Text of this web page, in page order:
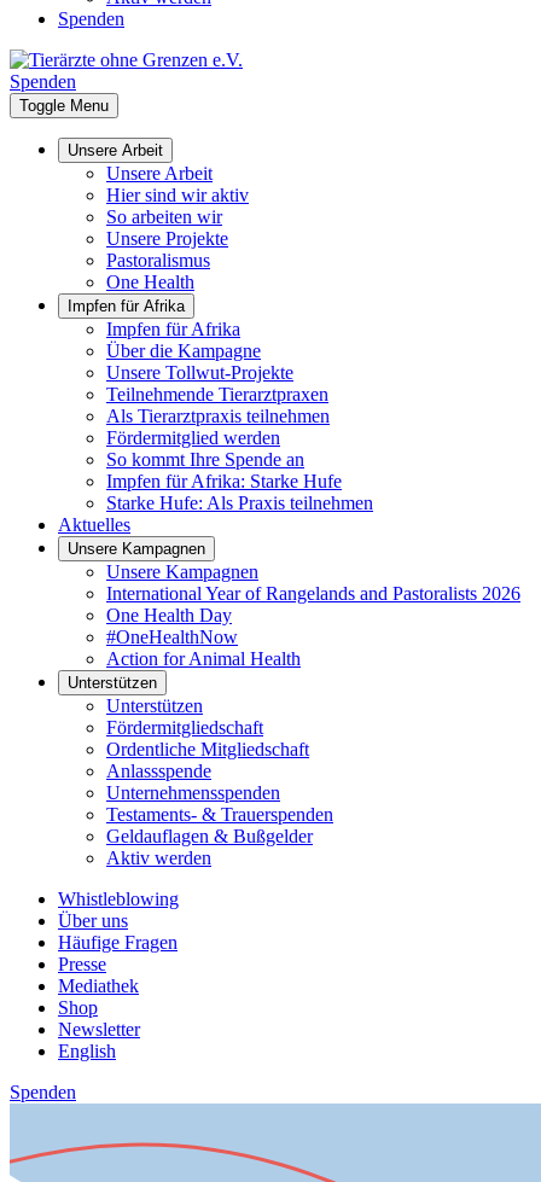
Spenden
Spenden
Toggle Menu
Unsere Arbeit
Unsere Arbeit
Hier sind wir aktiv
So arbeiten wir
Unsere Projekte
Pastoralismus
One Health
Impfen für Afrika
Impfen für Afrika
Über die Kampagne
Unsere Tollwut-Projekte
Teilnehmende Tierarztpraxen
Als Tierarztpraxis teilnehmen
Fördermitglied werden
So kommt Ihre Spende an
Impfen für Afrika: Starke Hufe
Starke Hufe: Als Praxis teilnehmen
Aktuelles
Unsere Kampagnen
Unsere Kampagnen
International Year of Rangelands and Pastoralists 2026
One Health Day
#OneHealthNow
Action for Animal Health
Unterstützen
Unterstützen
Fördermitgliedschaft
Ordentliche Mitgliedschaft
Anlassspende
Unternehmensspenden
Testaments- & Trauerspenden
Geldauflagen & Bußgelder
Aktiv werden
Whistleblowing
Über uns
Häufige Fragen
Presse
Mediathek
Shop
Newsletter
English
Spenden